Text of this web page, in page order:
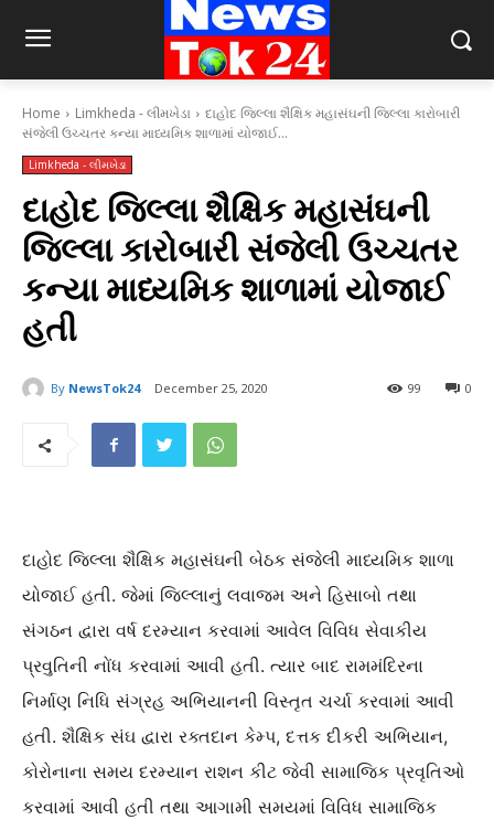
Home Limkheda - લીમખેડા
દાહોદ જિલ્લા શૈક્ષિક મહાસંઘની જિલ્લા કારોબારી
સંજેલી ઉચ્ચતર કન્યા માધ્યમિક શાળામાં યોજાઈ...
Limkheda - લીમખેડા
દાહોદ જિલ્લા શૈક્ષિક મહાસંઘની
જિલ્લા કારોબારી સંજેલી ઉચ્ચતર
કન્યા માધ્યમિક શાળામાં યોજાઈ
હતી
By NewsTok24 December 25, 2020 0
99
દાહોદ જિલ્લા શૈક્ષિક મહાસંઘની બેઠક સંજેલી માધ્યમિક શાળા
યોજાઈ હતી. જેમાં જિલ્લાનું લવાજમ અને હિસાબો તથા
સંગઠન દ્વારા વર્ષ દરમ્યાન કરવામાં આવેલ વિવિધ સેવાકીય
પ્રવુતિની નોંધ કરવામાં આવી હતી. ત્યાર બાદ રામમંદિરના
નિર્માણ નિધિ સંગ્રહ અભિયાનની વિસ્તૃત ચર્ચા કરવામાં આવી
હતી. શૈક્ષિક સંઘ દ્વારા રક્તદાન કેમ્પ, દત્તક દીકરી અભિયાન,
કોરોનાના સમય દરમ્યાન રાશન કીટ જેવી સામાજિક પ્રવૃતિઓ
કરવામાં આવી હતી તથા આગામી સમયમાં વિવિધ સામાજિક